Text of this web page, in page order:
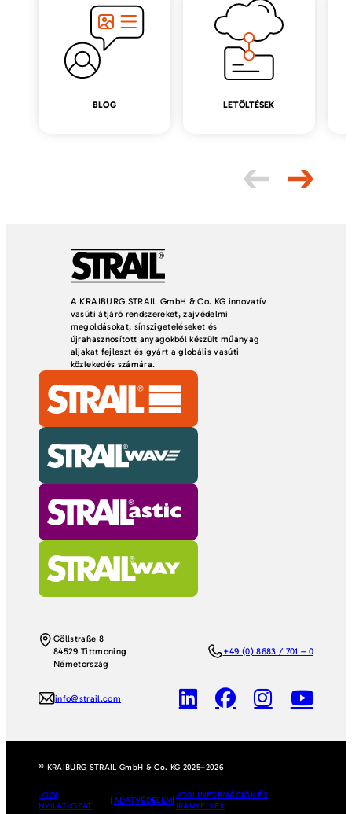
BLOG LETÖLTÉSEK
A KRAIBURG STRAIL GmbH & Co. KG innovatív
vasúti átjáró rendszereket, zajvédelmi
megoldásokat, sínszigeteléseket és
újrahasznosított anyagokból készült műanyag
aljakat fejleszt és gyárt a globális vasúti
közlekedés számára.
Göllstraße 8
84529 Tittmoning
Németország
+49 (0) 8683 / 701 – 0
info@strail.com
© KRAIBURG STRAIL GmbH & Co. KG 2025–2026
JOGI
NYILATKOZAT
|ADATVÉDELEM|
JOGI INFORMÁCIÓK ÉS
IRÁNYELVEK